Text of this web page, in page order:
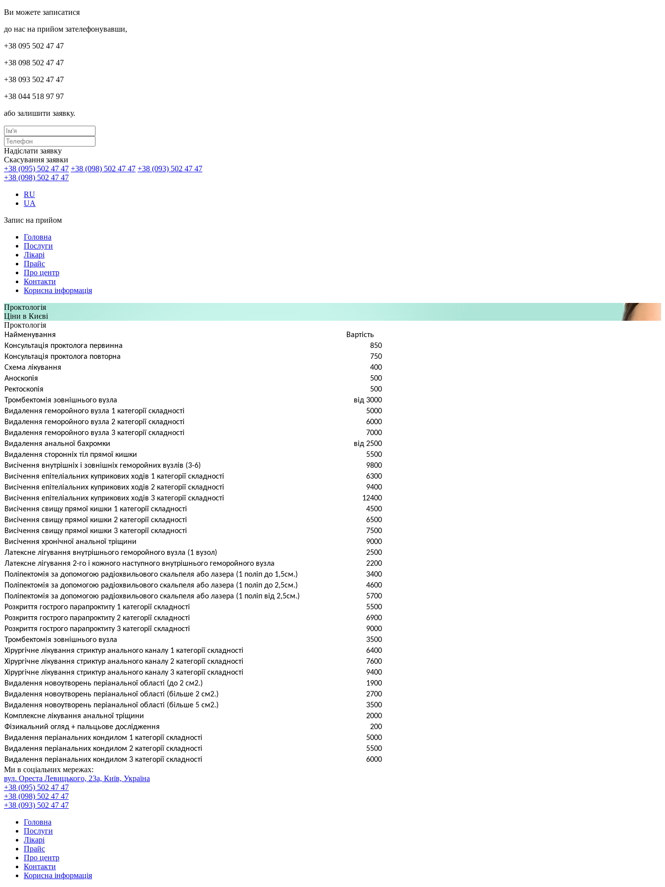
Ви можете записатися
до нас на прийом зателефонувавши,
+38 095 502 47 47
+38 098 502 47 47
+38 093 502 47 47
+38 044 518 97 97
або залишити заявку.
Надіслати заявку
Скасування заявки
+38 (095) 502 47 47 +38 (098) 502 47 47 +38 (093) 502 47 47
+38 (098) 502 47 47
RU
UA
Запис на прийом
Головна
Послуги
Лікарі
Прайс
Про центр
Контакти
Корисна інформація
Проктологія
Ціни в Києві
Проктологія
Найменування
Вартість
Консультація проктолога первинна
850
Консультація проктолога повторна
750
Схема лікування
400
Аноскопія
500
Ректоскопія
500
Тромбектомія зовнішнього вузла
від 3000
Видалення геморойного вузла 1 категорії складності
5000
Видалення геморойного вузла 2 категорії складності
6000
Видалення геморойного вузла 3 категорії складності
7000
Видалення анальної бахромки
від 2500
Видалення сторонніх тіл прямої кишки
5500
Висічення внутрішніх і зовнішніх геморойних вузлів (3-6)
9800
Висічення епітеліальних куприкових ходів 1 категорії складності
6300
Висічення епітеліальних куприкових ходів 2 категорії складності
9400
Висічення епітеліальних куприкових ходів 3 категорії складності
12400
Висічення свищу прямої кишки 1 категорії складності
4500
Висічення свищу прямої кишки 2 категорії складності
6500
Висічення свищу прямої кишки 3 категорії складності
7500
Висічення хронічної анальної тріщини
9000
Латексне лігування внутрішнього геморойного вузла (1 вузол)
2500
Латексне лігування 2-го і кожного наступного внутрішнього геморойного вузла
2200
Поліпектомія за допомогою радіохвильового скальпеля або лазера (1 поліп до 1,5см.)
3400
Поліпектомія за допомогою радіохвильового скальпеля або лазера (1 поліп до 2,5см.)
4600
Поліпектомія за допомогою радіохвильового скальпеля або лазера (1 поліп від 2,5см.)
5700
Розкриття гострого парапроктиту 1 категорії складності
5500
Розкриття гострого парапроктиту 2 категорії складності
6900
Розкриття гострого парапроктиту 3 категорії складності
9000
Тромбектомія зовнішнього вузла
3500
Хірургічне лікування стриктур анального каналу 1 категорії складності
6400
Хірургічне лікування стриктур анального каналу 2 категорії складності
7600
Хірургічне лікування стриктур анального каналу 3 категорії складності
9400
Видалення новоутворень періанальної області (до 2 см2.)
1900
Видалення новоутворень періанальної області (більше 2 см2.)
2700
Видалення новоутворень періанальної області (більше 5 см2.)
3500
Комплексне лікування анальної тріщини
2000
Фізикальний огляд + пальцьове дослідження
200
Видалення періанальних кондилом 1 категорії складності
5000
Видалення періанальних кондилом 2 категорії складності
5500
Видалення періанальних кондилом 3 категорії складності
6000
Ми в соціальних мережах:
вул. Ореста Левицького, 23а, Київ, Україна
+38 (095) 502 47 47
+38 (098) 502 47 47
+38 (093) 502 47 47
Головна
Послуги
Лікарі
Прайс
Про центр
Контакти
Корисна інформація